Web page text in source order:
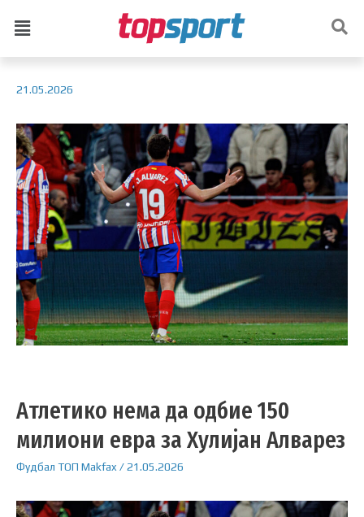
21.05.2026
Атлетико нема да одбие 150
милиони евра за Хулијан Алварез
Фудбал ТОП Makfax /21.05.2026